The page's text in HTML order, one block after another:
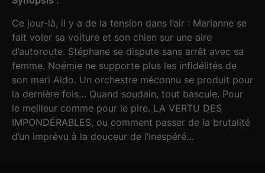
Ce jour-là, il y a de la tension dans l’air : Marianne se
fait voler sa voiture et son chien sur une aire
d’autoroute. Stéphane se dispute sans arrêt avec sa
femme. Noémie ne supporte plus les infidélités de
son mari Aldo. Un orchestre méconnu se produit pour
la dernière fois… Quand soudain, tout bascule. Pour
le meilleur comme pour le pire. LA VERTU DES
IMPONDÉRABLES, ou comment passer de la brutalité
d’un imprévu à la douceur de l’inespéré…